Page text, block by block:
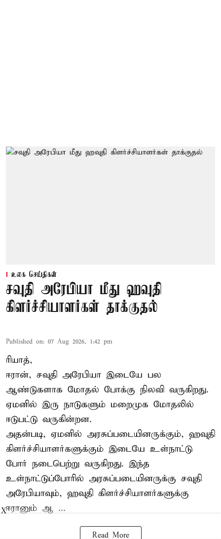
உலக செய்திகள்
சவுதி அரேபியா மீது ஹவுதி
கிளர்ச்சியாளர்கள் தாக்குதல்
Published on: 07 Aug 2026, 1:42 pm
ரியாத்,
ஈரான், சவுதி அரேபியா இடையே பல
ஆண்டுகளாக மோதல் போக்கு நிலவி வருகிறது.
ஏமனில் இரு நாடுகளும் மறைமுக மோதலில்
ஈடுபட்டு வருகின்றன.
அதன்படி, ஏமனில் அரசுப்படையினருக்கும், ஹவுதி
கிளர்ச்சியாளர்களுக்கும் இடையே உள்நாட்டு
போர் நடைபெற்று வருகிறது. இந்த
உள்நாட்டுப்போரில் அரசுப்படையினருக்கு சவுதி
அரேபியாவும், ஹவுதி கிளர்ச்சியாளர்களுக்கு
ஈரானும் ஆ ...
Read More
X